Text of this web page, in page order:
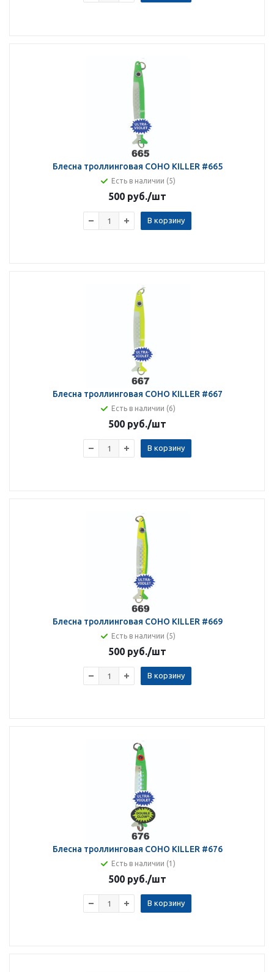
Блесна троллинговая COHO KILLER #665
Есть в наличии (5)
500 руб./шт
В корзину
Блесна троллинговая COHO KILLER #667
Есть в наличии (6)
500 руб./шт
В корзину
Блесна троллинговая COHO KILLER #669
Есть в наличии (5)
500 руб./шт
В корзину
Блесна троллинговая COHO KILLER #676
Есть в наличии (1)
500 руб./шт
В корзину